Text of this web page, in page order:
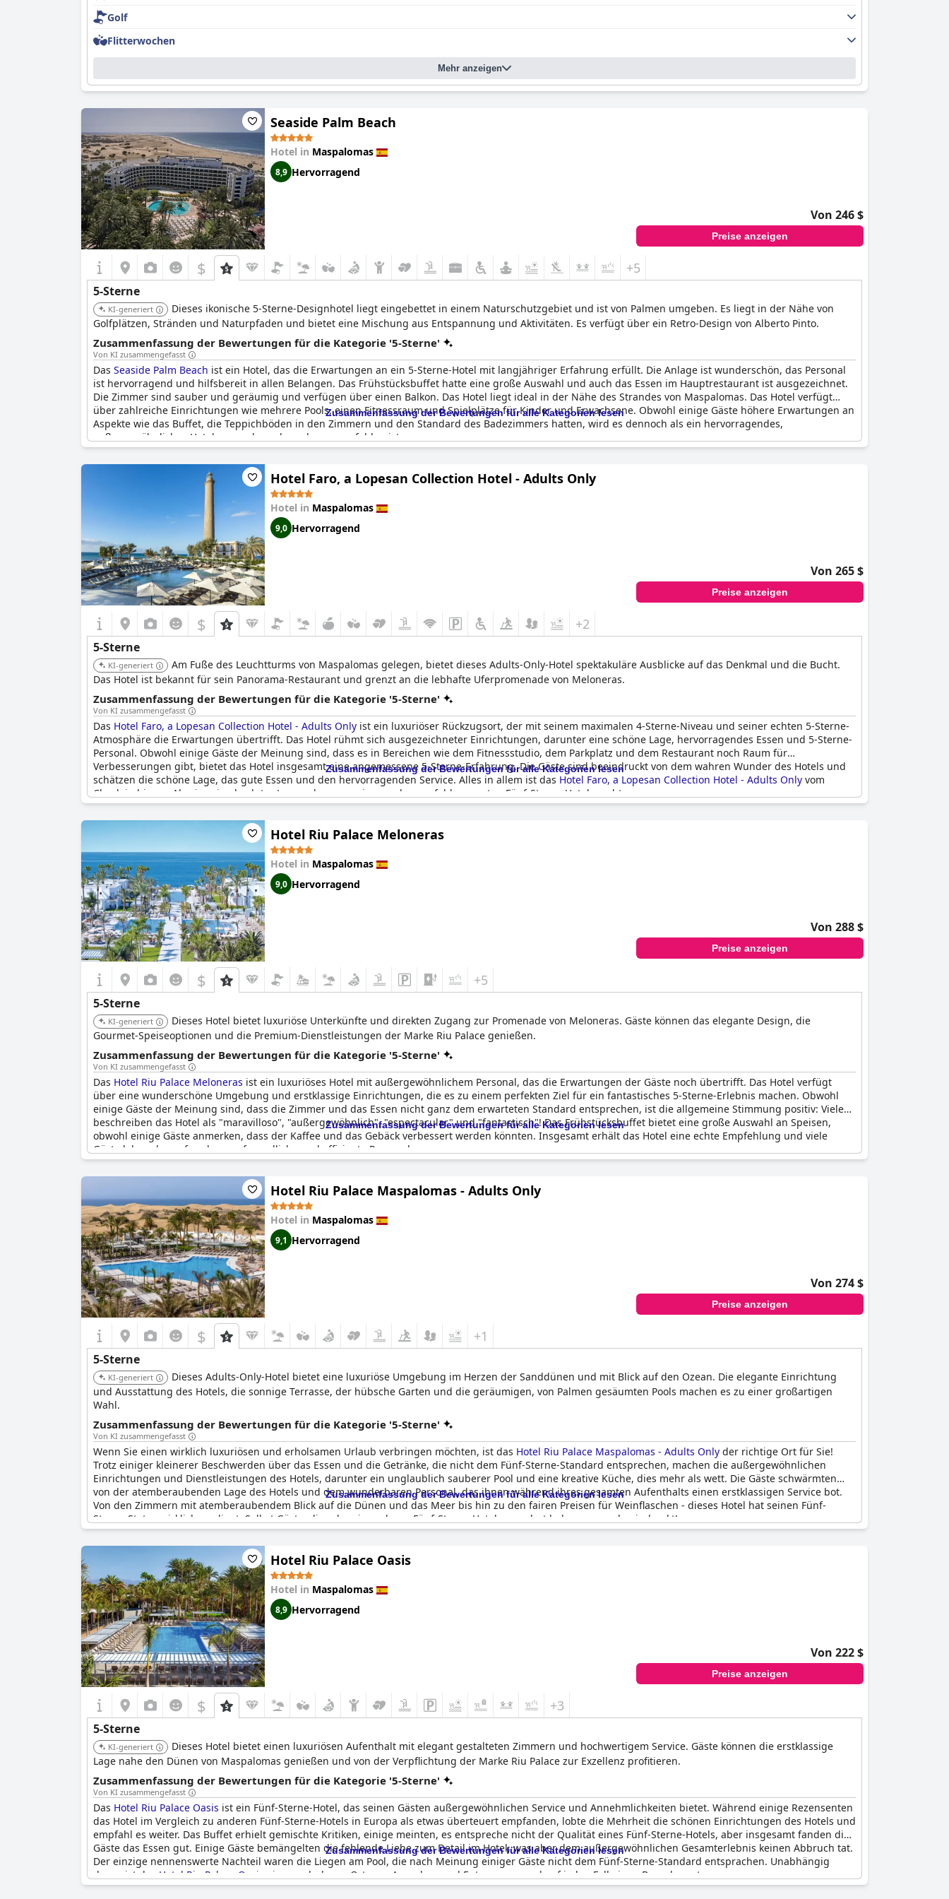
Golf
Flitterwochen
Mehr anzeigen
Seaside Palm Beach
Hotel in Maspalomas
8,9 Hervorragend
Von 246 $
Preise anzeigen
$ +5
5-Sterne
KI-generiert
Dieses ikonische 5-Sterne-Designhotel liegt eingebettet in einem Naturschutzgebiet und ist von Palmen umgeben. Es liegt in der Nähe von
Golfplätzen, Stränden und Naturpfaden und bietet eine Mischung aus Entspannung und Aktivitäten. Es verfügt über ein Retro-Design von Alberto Pinto.
Zusammenfassung der Bewertungen für die Kategorie '5-Sterne'
Von KI zusammengefasst
Das Seaside Palm Beach ist ein Hotel, das die Erwartungen an ein 5-Sterne-Hotel mit langjähriger Erfahrung erfüllt. Die Anlage ist wunderschön, das Personal
ist hervorragend und hilfsbereit in allen Belangen. Das Frühstücksbuffet hatte eine große Auswahl und auch das Essen im Hauptrestaurant ist ausgezeichnet.
Die Zimmer sind sauber und geräumig und verfügen über einen Balkon. Das Hotel liegt ideal in der Nähe des Strandes von Maspalomas. Das Hotel verfügt
über zahlreiche Einrichtungen wie mehrere Pools, einen Fitnessraum und Spielplätze für Kinder und Erwachsene. Obwohl einige Gäste höhere Erwartungen an
Aspekte wie das Buffet, die Teppichböden in den Zimmern und den Standard des Badezimmers hatten, wird es dennoch als ein hervorragendes,
außergewöhnliches Hotel angesehen, das sehr zu empfehlen ist.
Zusammenfassung der Bewertungen für alle Kategorien lesen
Hotel Faro, a Lopesan Collection Hotel - Adults Only
Hotel in Maspalomas
9,0 Hervorragend
Von 265 $
Preise anzeigen
$ +2
5-Sterne
KI-generiert
Am Fuße des Leuchtturms von Maspalomas gelegen, bietet dieses Adults-Only-Hotel spektakuläre Ausblicke auf das Denkmal und die Bucht.
Das Hotel ist bekannt für sein Panorama-Restaurant und grenzt an die lebhafte Uferpromenade von Meloneras.
Zusammenfassung der Bewertungen für die Kategorie '5-Sterne'
Von KI zusammengefasst
Das Hotel Faro, a Lopesan Collection Hotel - Adults Only ist ein luxuriöser Rückzugsort, der mit seinem maximalen 4-Sterne-Niveau und seiner echten 5-Sterne-
Atmosphäre die Erwartungen übertrifft. Das Hotel rühmt sich ausgezeichneter Einrichtungen, darunter eine schöne Lage, hervorragendes Essen und 5-Sterne-
Personal. Obwohl einige Gäste der Meinung sind, dass es in Bereichen wie dem Fitnessstudio, dem Parkplatz und dem Restaurant noch Raum für
Verbesserungen gibt, bietet das Hotel insgesamt eine angemessene 5-Sterne-Erfahrung. Die Gäste sind beeindruckt von dem wahren Wunder des Hotels und
schätzen die schöne Lage, das gute Essen und den hervorragenden Service. Alles in allem ist das Hotel Faro, a Lopesan Collection Hotel - Adults Only vom
Check-in bis zur Abreise ein absoluter Luxus, der es zu einem sehr empfehlenswerten Fünf-Sterne-Hotel macht.
Zusammenfassung der Bewertungen für alle Kategorien lesen
Hotel Riu Palace Meloneras
Hotel in Maspalomas
9,0 Hervorragend
Von 288 $
Preise anzeigen
$ +5
5-Sterne
KI-generiert
Dieses Hotel bietet luxuriöse Unterkünfte und direkten Zugang zur Promenade von Meloneras. Gäste können das elegante Design, die
Gourmet-Speiseoptionen und die Premium-Dienstleistungen der Marke Riu Palace genießen.
Zusammenfassung der Bewertungen für die Kategorie '5-Sterne'
Von KI zusammengefasst
Das Hotel Riu Palace Meloneras ist ein luxuriöses Hotel mit außergewöhnlichem Personal, das die Erwartungen der Gäste noch übertrifft. Das Hotel verfügt
über eine wunderschöne Umgebung und erstklassige Einrichtungen, die es zu einem perfekten Ziel für ein fantastisches 5-Sterne-Erlebnis machen. Obwohl
einige Gäste der Meinung sind, dass die Zimmer und das Essen nicht ganz dem erwarteten Standard entsprechen, ist die allgemeine Stimmung positiv: Viele
beschreiben das Hotel als "maravilloso", "außergewöhnlich", "espectacular" und "fantastisch"! Das Frühstücksbuffet bietet eine große Auswahl an Speisen,
obwohl einige Gäste anmerken, dass der Kaffee und das Gebäck verbessert werden könnten. Insgesamt erhält das Hotel eine echte Empfehlung und viele
Gäste loben das aufmerksame, freundliche und effiziente Personal.
Zusammenfassung der Bewertungen für alle Kategorien lesen
Hotel Riu Palace Maspalomas - Adults Only
Hotel in Maspalomas
9,1 Hervorragend
Von 274 $
Preise anzeigen
$ +1
5-Sterne
KI-generiert
Dieses Adults-Only-Hotel bietet eine luxuriöse Umgebung im Herzen der Sanddünen und mit Blick auf den Ozean. Die elegante Einrichtung
und Ausstattung des Hotels, die sonnige Terrasse, der hübsche Garten und die geräumigen, von Palmen gesäumten Pools machen es zu einer großartigen
Wahl.
Zusammenfassung der Bewertungen für die Kategorie '5-Sterne'
Von KI zusammengefasst
Wenn Sie einen wirklich luxuriösen und erholsamen Urlaub verbringen möchten, ist das Hotel Riu Palace Maspalomas - Adults Only der richtige Ort für Sie!
Trotz einiger kleinerer Beschwerden über das Essen und die Getränke, die nicht dem Fünf-Sterne-Standard entsprechen, machen die außergewöhnlichen
Einrichtungen und Dienstleistungen des Hotels, darunter ein unglaublich sauberer Pool und eine kreative Küche, dies mehr als wett. Die Gäste schwärmten
von der atemberaubenden Lage des Hotels und dem wunderbaren Personal, das ihnen während ihres gesamten Aufenthalts einen erstklassigen Service bot.
Von den Zimmern mit atemberaubendem Blick auf die Dünen und das Meer bis hin zu den fairen Preisen für Weinflaschen - dieses Hotel hat seinen Fünf-
Sterne-Status wirklich verdient. Selbst Gäste, die schon in anderen Fünf-Sterne-Hotels gewohnt haben, waren beeindruckt!
Zusammenfassung der Bewertungen für alle Kategorien lesen
Hotel Riu Palace Oasis
Hotel in Maspalomas
8,9 Hervorragend
Von 222 $
Preise anzeigen
$ +3
5-Sterne
KI-generiert
Dieses Hotel bietet einen luxuriösen Aufenthalt mit elegant gestalteten Zimmern und hochwertigem Service. Gäste können die erstklassige
Lage nahe den Dünen von Maspalomas genießen und von der Verpflichtung der Marke Riu Palace zur Exzellenz profitieren.
Zusammenfassung der Bewertungen für die Kategorie '5-Sterne'
Von KI zusammengefasst
Das Hotel Riu Palace Oasis ist ein Fünf-Sterne-Hotel, das seinen Gästen außergewöhnlichen Service und Annehmlichkeiten bietet. Während einige Rezensenten
das Hotel im Vergleich zu anderen Fünf-Sterne-Hotels in Europa als etwas überteuert empfanden, lobte die Mehrheit die schönen Einrichtungen des Hotels und
empfahl es weiter. Das Buffet erhielt gemischte Kritiken, einige meinten, es entspreche nicht der Qualität eines Fünf-Sterne-Hotels, aber insgesamt fanden die
Gäste das Essen gut. Einige Gäste bemängelten die fehlende Liebe zum Detail im Hotel, was aber dem außergewöhnlichen Gesamterlebnis keinen Abbruch tat.
Der einzige nennenswerte Nachteil waren die Liegen am Pool, die nach Meinung einiger Gäste nicht dem Fünf-Sterne-Standard entsprachen. Unabhängig
davon ist das Hotel Riu Palace Oasis ein wunderbarer Ort zum Ausruhen und Entspannen und auf jeden Fall einen Besuch wert.
Zusammenfassung der Bewertungen für alle Kategorien lesen